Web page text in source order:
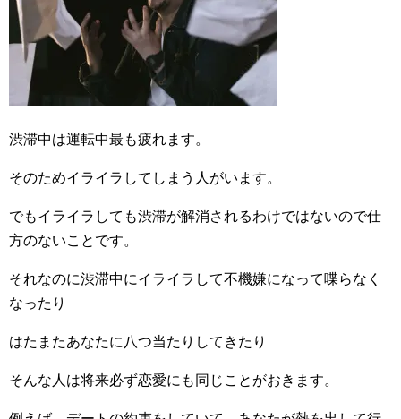
渋滞中は運転中最も疲れます。
そのためイライラしてしまう人がいます。
でもイライラしても渋滞が解消されるわけではないので仕
方のないことです。
それなのに渋滞中にイライラして不機嫌になって喋らなく
なったり
はたまたあなたに八つ当たりしてきたり
そんな人は将来必ず恋愛にも同じことがおきます。